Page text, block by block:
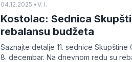
04.12.2025.•V. I.
Kostolac: Sednica
rebalansu budžeta
Saznajte detalje 11. sednice
8. decembar. Na dnevnom redu su